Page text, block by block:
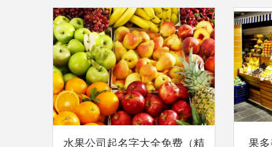
水果公司起名字大全免费（精 果